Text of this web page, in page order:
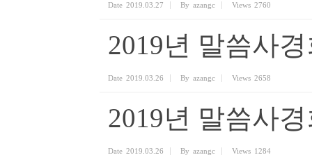
Date 2019.03.27 By azangc Views 2760
2019년 말씀사
Date 2019.03.26 By azangc Views 2658
2019년 말씀사
Date 2019.03.26 By azangc Views 1284